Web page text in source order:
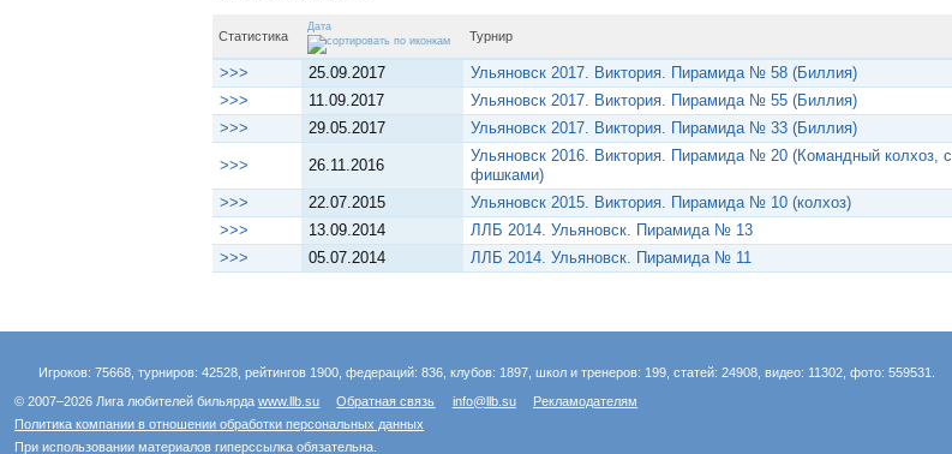
Статистика
Дата
Турнир
>>> 25.09.2017
Ульяновск 2017. Виктория. Пирамида № 58 (Биллия)
>>>
11.09.2017
Ульяновск 2017. Виктория. Пирамида № 55 (Биллия)
>>>
29.05.2017 Ульяновск 2017. Виктория. Пирамида № 33 (Биллия)
>>> 26.11.2016
Ульяновск 2016. Виктория. Пирамида № 20 (Командный колхоз, с
фишками)
>>>
22.07.2015
Ульяновск 2015. Виктория. Пирамида № 10 (колхоз)
>>>
13.09.2014
ЛЛБ 2014. Ульяновск. Пирамида № 13
>>>
05.07.2014 ЛЛБ 2014. Ульяновск. Пирамида № 11
Игроков: 75668, турниров: 42528, рейтингов 1900, федераций: 836, клубов: 1897, школ и тренеров: 199, статей: 24908, видео: 11302, фото: 559531.
© 2007–2026 Лига любителей бильярдаwww.llb.su Обратная связь info@llb.su
Рекламодателям
Политика компании в отношении обработки персональных данных
При использовании материалов гиперссылка обязательна.